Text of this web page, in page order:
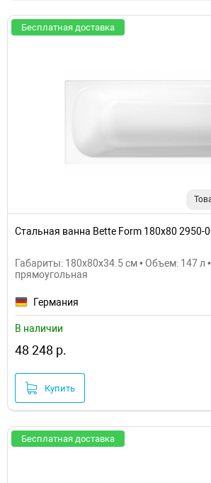
Бесплатная доставка
Стальная ванна Bette Form 180х80 2950-
Габариты: 180x80x34.5 см • Объем: 147 л
прямоугольная
Германия
В наличии
48 248 р.
Купить
Бесплатная доставка